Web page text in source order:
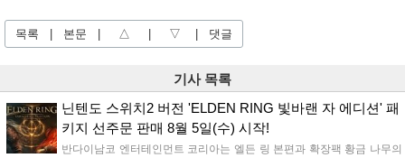
목록 본문 △ ▽ 댓글
기사 목록
닌텐도 스위치2 버전 'ELDEN RING 빛바랜 자 에디션' 패
키지 선주문 판매 8월 5일(수) 시작!
반다이남코 엔터테인먼트 코리아는 엘든 링 본편과 확장팩 황금 나무의